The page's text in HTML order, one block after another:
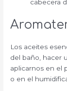
cabecera
Los aceites
del baño, hacer
aplicarnos en el
o en el